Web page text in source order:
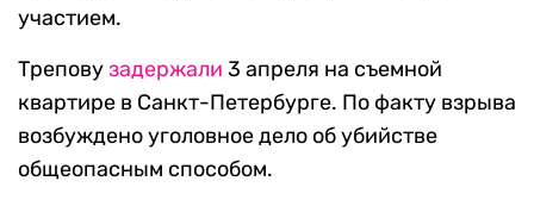
участием.
Треповузадержали 3 апреля на съемной
квартире в Санкт-Петербурге. По факту взрыва
возбуждено уголовное дело об убийстве
общеопасным способом.